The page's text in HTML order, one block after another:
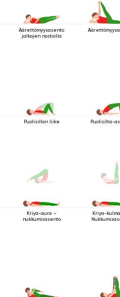
Äärettömyysasento
jalkojen nostoilla
Puolisillan liike Puolisilta-
Kriya-aura –
nukkumisasento
Kriya-